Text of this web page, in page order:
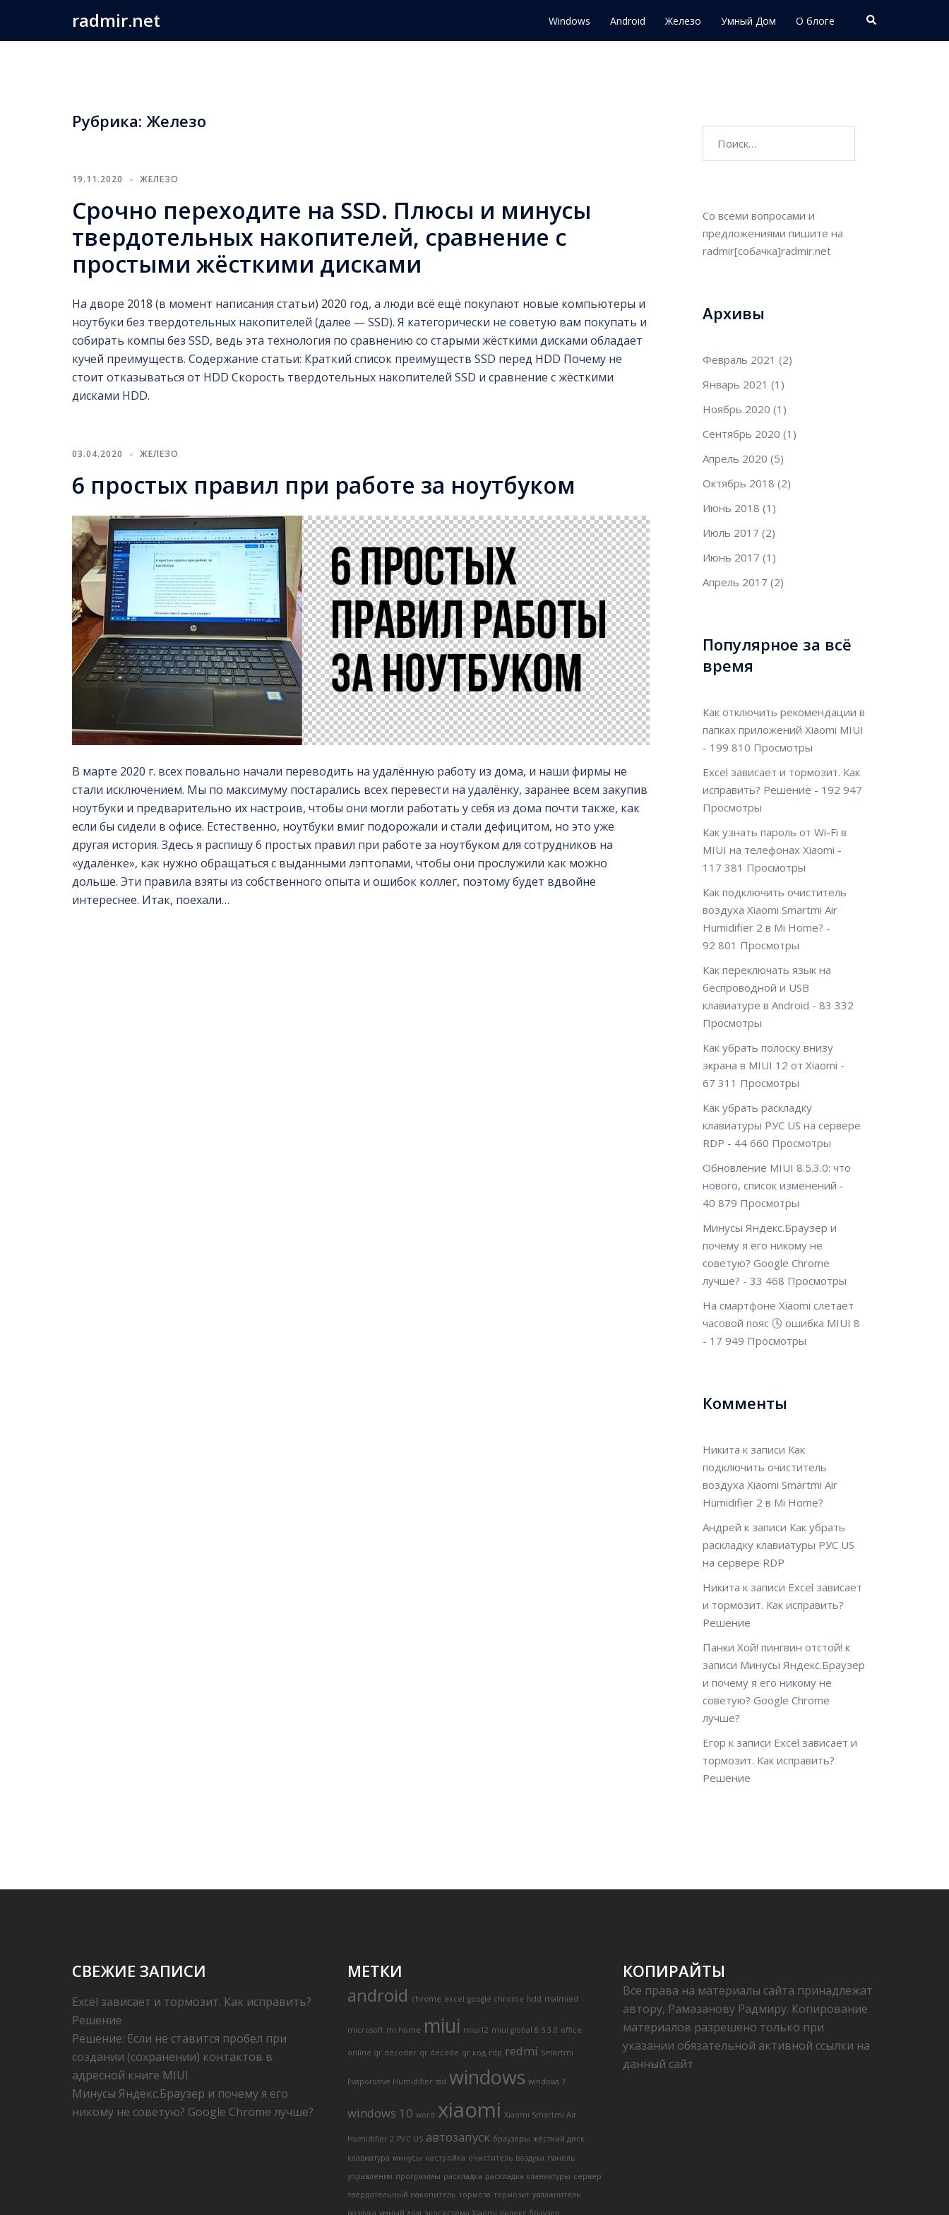
содержимому
radmir.net Windows Android Железо Умный Дом О блоге Поиск
Рубрика: Железо
19.11.2020 ЖЕЛЕЗО
Срочно переходите на SSD. Плюсы и минусы
твердотельных накопителей, сравнение с
простыми жёсткими дисками
На дворе 2018 (в момент написания статьи) 2020 год, а люди всё ещё покупают новые компьютеры и
ноутбуки без твердотельных накопителей (далее — SSD). Я категорически не советую вам покупать и
собирать компы без SSD, ведь эта технология по сравнению со старыми жёсткими дисками обладает
кучей преимуществ. Содержание статьи: Краткий список преимуществ SSD перед HDD Почему не
стоит отказываться от HDD Скорость твердотельных накопителей SSD и сравнение с жёсткими
дисками HDD.
03.04.2020 ЖЕЛЕЗО
6 простых правил при работе за ноутбуком
В марте 2020 г. всех повально начали переводить на удалённую работу из дома, и наши фирмы не
стали исключением. Мы по максимуму постарались всех перевести на удалёнку, заранее всем закупив
ноутбуки и предварительно их настроив, чтобы они могли работать у себя из дома почти также, как
если бы сидели в офисе. Естественно, ноутбуки вмиг подорожали и стали дефицитом, но это уже
другая история. Здесь я распишу 6 простых правил при работе за ноутбуком для сотрудников на
«удалёнке», как нужно обращаться с выданными лэптопами, чтобы они прослужили как можно
дольше. Эти правила взяты из собственного опыта и ошибок коллег, поэтому будет вдвойне
интереснее. Итак, поехали…
Со всеми вопросами и
предложениями пишите на
radmir[собачка]radmir.net
Архивы
Февраль 2021 (2)
Январь 2021 (1)
Ноябрь 2020 (1)
Сентябрь 2020 (1)
Апрель 2020 (5)
Октябрь 2018 (2)
Июнь 2018 (1)
Июль 2017 (2)
Июнь 2017 (1)
Апрель 2017 (2)
Популярное за всё
время
Как отключить рекомендации в
папках приложений Xiaomi MIUI
- 199 810 Просмотры
Excel зависает и тормозит. Как
исправить? Решение - 192 947
Просмотры
Как узнать пароль от Wi-Fi в
MIUI на телефонах Xiaomi -
117 381 Просмотры
Как подключить очиститель
воздуха Xiaomi Smartmi Air
Humidifier 2 в Mi Home? -
92 801 Просмотры
Как переключать язык на
беспроводной и USB
клавиатуре в Android - 83 332
Просмотры
Как убрать полоску внизу
экрана в MIUI 12 от Xiaomi -
67 311 Просмотры
Как убрать раскладку
клавиатуры РУС US на сервере
RDP - 44 660 Просмотры
Обновление MIUI 8.5.3.0: что
нового, список изменений -
40 879 Просмотры
Минусы Яндекс.Браузер и
почему я его никому не
советую? Google Chrome
лучше? - 33 468 Просмотры
На смартфоне Xiaomi слетает
часовой пояс 🕓 ошибка MIUI 8
- 17 949 Просмотры
Комменты
Никита к записи Как
подключить очиститель
воздуха Xiaomi Smartmi Air
Humidifier 2 в Mi Home?
Андрей к записи Как убрать
раскладку клавиатуры РУС US
на сервере RDP
Никита к записи Excel зависает
и тормозит. Как исправить?
Решение
Панки Хой! пингвин отстой! к
записи Минусы Яндекс.Браузер
и почему я его никому не
советую? Google Chrome
лучше?
Егор к записи Excel зависает и
тормозит. Как исправить?
Решение
СВЕЖИЕ ЗАПИСИ
Excel зависает и тормозит. Как исправить?
Решение
Решение: Если не ставится пробел при
создании (сохранении) контактов в
адресной книге MIUI
Минусы Яндекс.Браузер и почему я его
никому не советую? Google Chrome лучше?
МЕТКИ
android chrome excel google chrome hdd malmied
microsoft mi home miui miui12 miui global 8.5.3.0 office
online qr decoder qr decode qr код rdp redmi Smartmi
Evaporative Humidifier ssd windows windows 7
windows 10 word xiaomi Xiaomi Smartmi Air
Humidifier 2 РУС US автозапуск браузеры жёсткий диск
клавиатура минусы настройка очиститель воздуха панель
управления программы раскладка раскладка клавиатуры сервер
твердотельный накопитель тормоза тормозит увлажнитель
воздуха умный дом экосистема Xiaomi яндекс.браузер
КОПИРАЙТЫ
Все права на материалы сайта принадлежат
автору, Рамазанову Радмиру. Копирование
материалов разрешено только при
указании обязательной активной ссылки на
данный сайт